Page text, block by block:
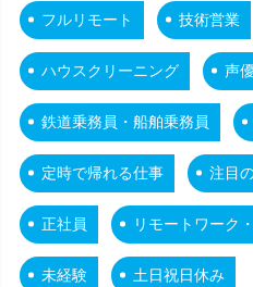
フルリモート 技術営業
ハウスクリーニング 声
鉄道乗務員・船舶乗務員
定時で帰れる仕事 注目
正社員 リモートワーク
未経験 土日祝日休み